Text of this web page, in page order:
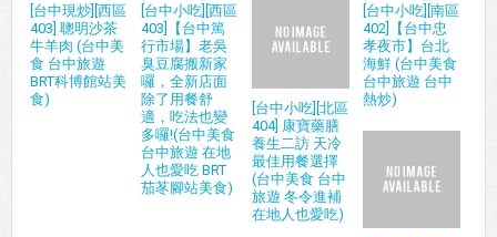
[台中現炒][西區
403] 聰明沙茶
牛羊肉 (台中美
食 台中旅遊
BRT科博館站美
食)
[台中小吃][西區
403]【台中篤
行市場】老吳
臭豆腐搬新家
囉，全新店面
除了用餐舒
適，吃法也變
多囉!(台中美食
台中旅遊 在地
人也愛吃 BRT
茄苳腳站美食)
[台中小吃][北區
404] 康寶藥膳
養生二訪 天冷
最佳用餐選擇
(台中美食 台中
旅遊 冬令進補
在地人也愛吃)
[台中小吃][南區
402]【台中忠
孝夜市】台北
海鮮 (台中美食
台中旅遊 台中
熱炒)